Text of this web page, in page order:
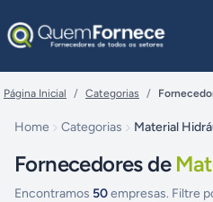
Página Inicial / Categorias /
Home Categorias Material
Fornecedores de
Encontramos 50empresas. Filtre